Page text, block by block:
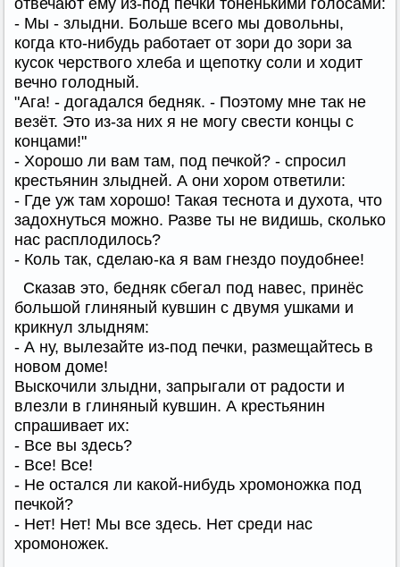
отвечают ему из-под печки тоненькими голосами:
- Мы - злыдни. Больше всего мы довольны,
когда кто-нибудь работает от зори до зори за
кусок черствого хлеба и щепотку соли и ходит
вечно голодный.
"Ага! - догадался бедняк. - Поэтому мне так не
везёт. Это из-за них я не могу свести концы с
концами!"
- Хорошо ли вам там, под печкой? - спросил
крестьянин злыдней. А они хором ответили:
- Где уж там хорошо! Такая теснота и духота, что
задохнуться можно. Разве ты не видишь, сколько
нас расплодилось?
- Коль так, сделаю-ка я вам гнездо поудобнее!
Сказав это, бедняк сбегал под навес, принёс
большой глиняный кувшин с двумя ушками и
крикнул злыдням:
- А ну, вылезайте из-под печки, размещайтесь в
новом доме!
Выскочили злыдни, запрыгали от радости и
влезли в глиняный кувшин. А крестьянин
спрашивает их:
- Все вы здесь?
- Все! Все!
- Не остался ли какой-нибудь хромоножка под
печкой?
- Нет! Нет! Мы все здесь. Нет среди нас
хромоножек.